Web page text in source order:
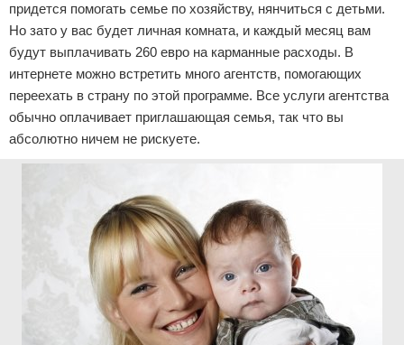
придется помогать семье по хозяйству, нянчиться с детьми.
Но зато у вас будет личная комната, и каждый месяц вам
будут выплачивать 260 евро на карманные расходы. В
интернете можно встретить много агентств, помогающих
переехать в страну по этой программе. Все услуги агентства
обычно оплачивает приглашающая семья, так что вы
абсолютно ничем не рискуете.